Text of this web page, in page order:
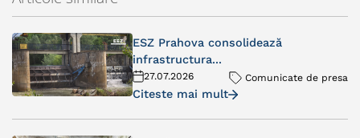
ESZ Prahova consolidează
infrastructura...
27.07.2026 Comunicate de presa
Citeste mai mult